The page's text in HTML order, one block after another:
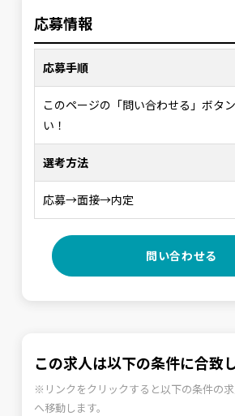
応募情報
応募手順
このページの「問い合わせる」ボタ
い！
選考方法
応募→面接→内定
問い合わせる
この求人は以下の条件に合致
※リンクをクリックすると以下の条件の
へ移動します。